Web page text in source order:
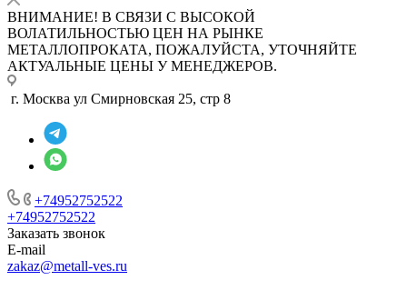
ВНИМАНИЕ! В СВЯЗИ С ВЫСОКОЙ
ВОЛАТИЛЬНОСТЬЮ ЦЕН НА РЫНКЕ
МЕТАЛЛОПРОКАТА, ПОЖАЛУЙСТА, УТОЧНЯЙТЕ
АКТУАЛЬНЫЕ ЦЕНЫ У МЕНЕДЖЕРОВ.
г. Москва ул Смирновская 25, стр 8
+74952752522
+74952752522
Заказать звонок
E-mail
zakaz@metall-ves.ru